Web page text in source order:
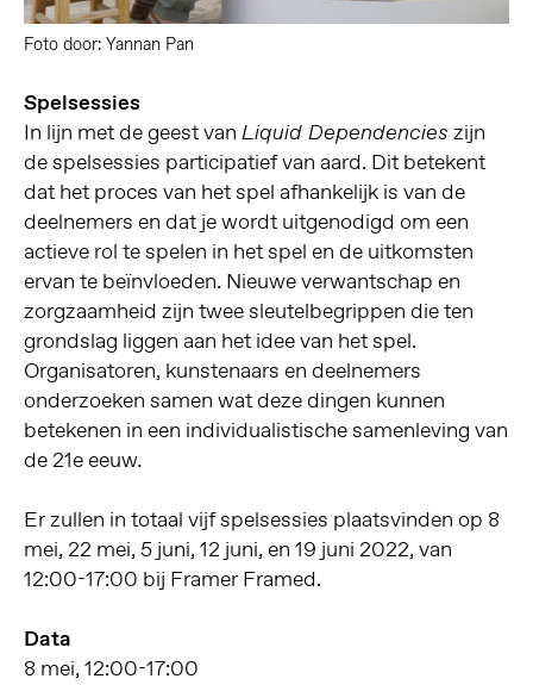
Foto door: Yannan Pan
Spelsessies
In lijn met de geest van Liquid Dependencies zijn
de spelsessies participatief van aard. Dit betekent
dat het proces van het spel afhankelijk is van de
deelnemers en dat je wordt uitgenodigd om een
actieve rol te spelen in het spel en de uitkomsten
ervan te beïnvloeden. Nieuwe verwantschap en
zorgzaamheid zijn twee sleutelbegrippen die ten
grondslag liggen aan het idee van het spel.
Organisatoren, kunstenaars en deelnemers
onderzoeken samen wat deze dingen kunnen
betekenen in een individualistische samenleving van
de 21e eeuw.
Er zullen in totaal vijf spelsessies plaatsvinden op 8
mei, 22 mei, 5 juni, 12 juni, en 19 juni 2022, van
12:00-17:00 bij Framer Framed.
Data
8 mei, 12:00-17:00